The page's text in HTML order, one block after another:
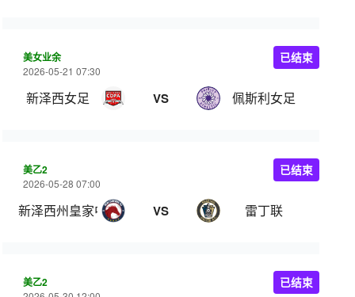
美女业余
2026-05-21 07:30
新泽西女足 VS 佩斯利女足
已结束
美乙2
2026-05-28 07:00
新泽西州皇家中心 VS 雷丁联
已结束
美乙2 已结束